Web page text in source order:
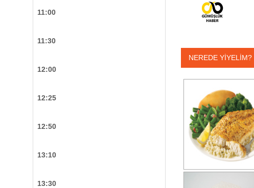
11:00
11:30
12:00
12:25
12:50
13:10
13:30
NEREDE YİYELİM?